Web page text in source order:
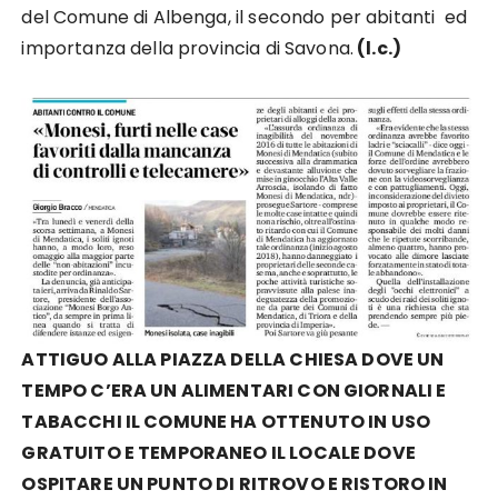
del Comune di Albenga, il secondo per abitanti ed
importanza della provincia di Savona. (l.c.)
ATTIGUO ALLA PIAZZA DELLA CHIESA DOVE UN
TEMPO C’ERA UN ALIMENTARI CON GIORNALI E
TABACCHI IL COMUNE HA OTTENUTO IN USO
GRATUITO E TEMPORANEO IL LOCALE DOVE
OSPITARE UN PUNTO DI RITROVO E RISTORO IN